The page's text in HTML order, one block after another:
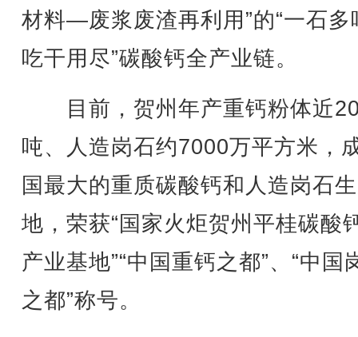
材料—废浆废渣再利用”的“一石多
吃干用尽”碳酸钙全产业链。
目前，贺州年产重钙粉体近
吨、人造岗石约7000万平方米，
国最大的重质碳酸钙和人造岗石
地，荣获“国家火炬贺州平桂碳酸
产业基地”“中国重钙之都”、“中国
之都”称号。